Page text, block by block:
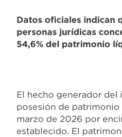
Datos oficiales indican
personas jurídicas
54,6% del patrimonio
El hecho generador del
posesión de patrimonio
marzo de 2026 por
establecido. El